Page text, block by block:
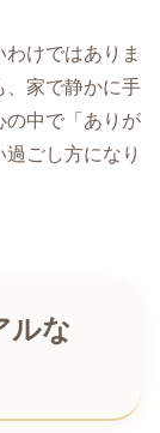
けではありま
、家で静かに手
の中で「ありが
ごし方になり
ルな